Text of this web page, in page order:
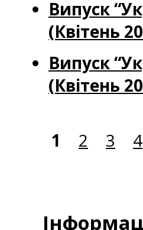
Випуск
(Квітень
Випуск
(Квітень
1 2 3 4